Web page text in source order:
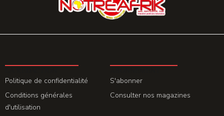
Politique de confidentialité
Conditions générales
d'utilisation
S'abonner
Consulter nos magazines